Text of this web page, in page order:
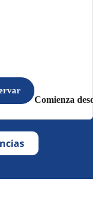
Comienza